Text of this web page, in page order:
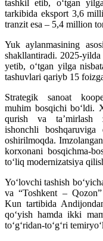
tashkil etib, o‘tgan
tarkibida eksport 3,6
tranzit esa – 5,4 million
Yuk aylanmasining
shakllantiradi. 2025-
yetib, o‘tgan yilga
tashuvlari qariyb 15
Strategik sanoat
muhim bosqichi bo‘ldi.
qurish va ta’mirlash
ishonchli
oshirilmoqda.
korxonani bosqichma-
to‘liq modernizatsiya
Yo‘lovchi tashish
va “Toshkent –
Kun tartibida
qo‘yish hamda ikki
to‘g‘ridan-to‘g‘ri